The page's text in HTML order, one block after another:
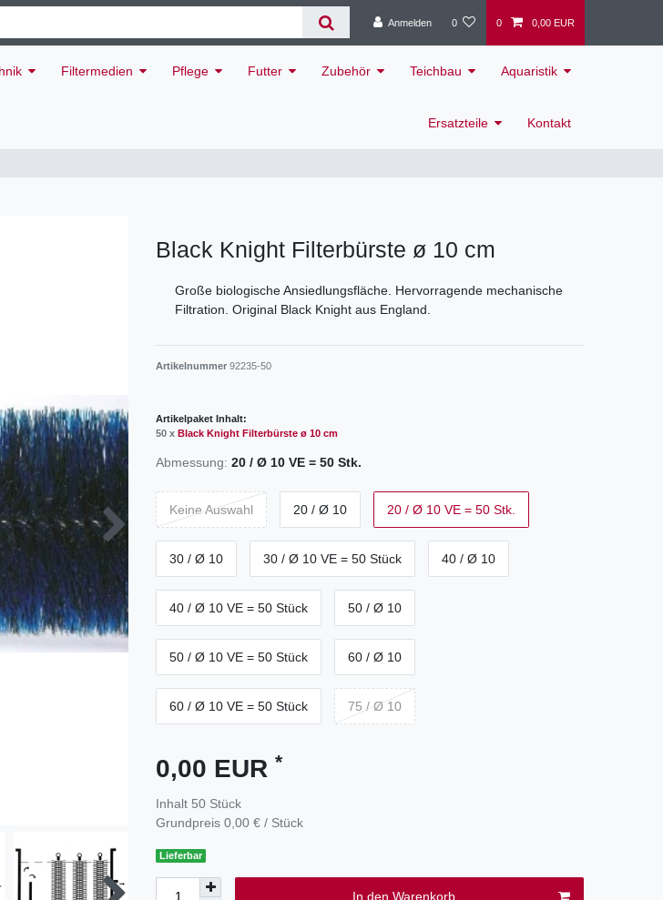
Anmelden
0 0 0,00 EUR
Filtermedien Pflege Futter Zubehör Teichbau Aquaristik
Ersatzteile Kontakt
Black Knight Filterbürste ø 10 cm
Große biologische Ansiedlungsfläche. Hervorragende mechanische
Filtration. Original Black Knight aus England.
Artikelnummer 92235-50
Artikelpaket Inhalt:
50 x Black Knight Filterbürste ø 10 cm
Abmessung: 20 / Ø 10 VE = 50 Stk.
Keine Auswahl 20 / Ø 10 20 / Ø 10 VE = 50 Stk.
30 / Ø 10 30 / Ø 10 VE = 50 Stück 40 / Ø 10
40 / Ø 10 VE = 50 Stück 50 / Ø 10
50 / Ø 10 VE = 50 Stück 60 / Ø 10
60 / Ø 10 VE = 50 Stück 75 / Ø 10
0,00 EUR *
Inhalt 50 Stück
Grundpreis 0,00 € / Stück
Lieferbar
In den Warenkorb